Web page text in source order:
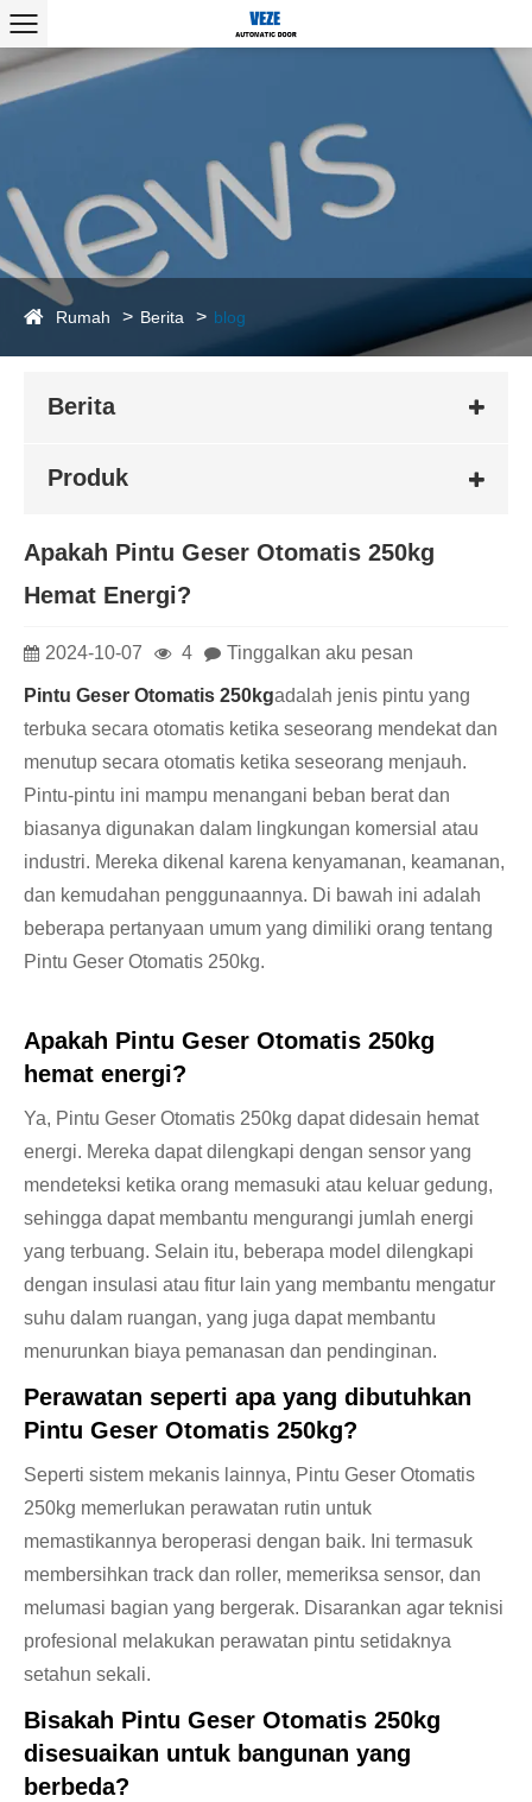
Rumah Berita blog
Berita
Produk
Apakah Pintu Geser Otomatis 250kg
Hemat Energi?
2024-10-07 4 Tinggalkan aku pesan
Pintu Geser Otomatis 250kgadalah jenis pintu yang
terbuka secara otomatis ketika seseorang mendekat dan
menutup secara otomatis ketika seseorang menjauh.
Pintu-pintu ini mampu menangani beban berat dan
biasanya digunakan dalam lingkungan komersial atau
industri. Mereka dikenal karena kenyamanan, keamanan,
dan kemudahan penggunaannya. Di bawah ini adalah
beberapa pertanyaan umum yang dimiliki orang tentang
Pintu Geser Otomatis 250kg.
Apakah Pintu Geser Otomatis 250kg
hemat energi?
Ya, Pintu Geser Otomatis 250kg dapat didesain hemat
energi. Mereka dapat dilengkapi dengan sensor yang
mendeteksi ketika orang memasuki atau keluar gedung,
sehingga dapat membantu mengurangi jumlah energi
yang terbuang. Selain itu, beberapa model dilengkapi
dengan insulasi atau fitur lain yang membantu mengatur
suhu dalam ruangan, yang juga dapat membantu
menurunkan biaya pemanasan dan pendinginan.
Perawatan seperti apa yang dibutuhkan
Pintu Geser Otomatis 250kg?
Seperti sistem mekanis lainnya, Pintu Geser Otomatis
250kg memerlukan perawatan rutin untuk
memastikannya beroperasi dengan baik. Ini termasuk
membersihkan track dan roller, memeriksa sensor, dan
melumasi bagian yang bergerak. Disarankan agar teknisi
profesional melakukan perawatan pintu setidaknya
setahun sekali.
Bisakah Pintu Geser Otomatis 250kg
disesuaikan untuk bangunan yang
berbeda?